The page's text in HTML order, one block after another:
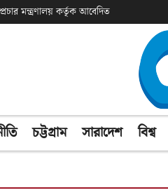
মন্ত্রণালয় কর্তৃক আবেদিত
চট্টগ্রাম সারাদেশ বিশ্ব